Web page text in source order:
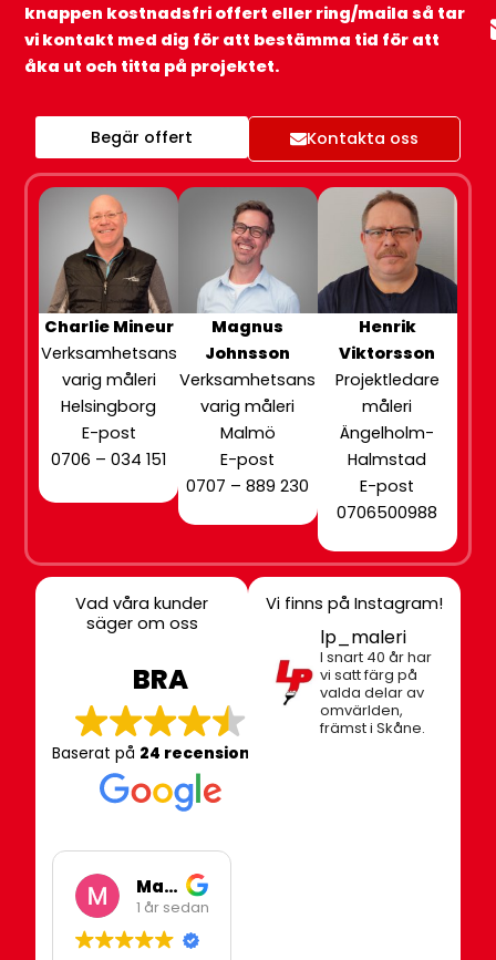
knappen kostnadsfri offert eller ring/maila så tar
vi kontakt med dig för att bestämma tid för att
åka ut och titta på projektet.
Begär offert Kontakta oss
Charlie Mineur
Verksamhetsans
varig måleri
Helsingborg
E-post
0706 – 034 151
Magnus
Johnsson
Verksamhetsans
varig måleri
Malmö
E-post
0707 – 889 230
Henrik
Viktorsson
Projektledare
måleri
Ängelholm-
Halmstad
E-post
0706500988
Vad våra kunder
säger om oss
BRA
Baserat på 24 recensioner
Mari Heidenberg
1 år sedan
Vi finns på Instagram!
lp_maleri
I snart 40 år har
vi satt färg på
valda delar av
omvärlden,
främst i Skåne.